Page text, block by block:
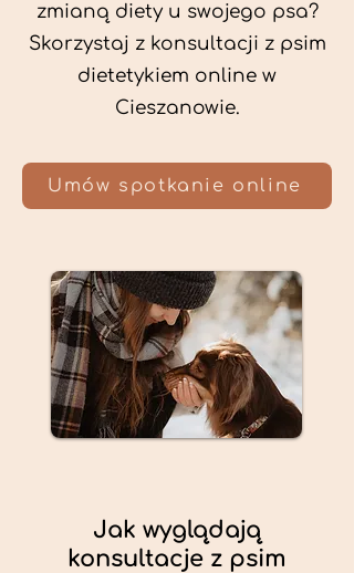
zmianą diety u swojego psa?
Skorzystaj z konsultacji z psim
dietetykiem online w
Cieszanowie.
Umów spotkanie online
Jak wyglądają
konsultacje z psim